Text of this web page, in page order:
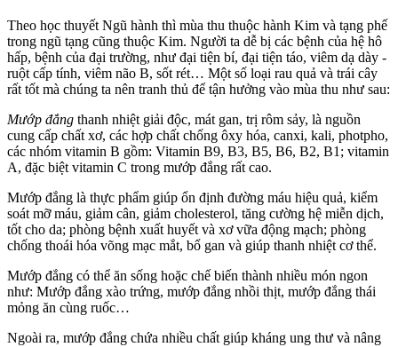
Theo học thuyết Ngũ hành thì mùa thu thuộc hành Kim và tạng phế
trong ngũ tạng cũng thuộc Kim. Người ta dễ bị các bệnh của hệ hô
hấp, bệnh của đại trường, như đại tiện bí, đại tiện táo, viêm dạ dày -
ruột cấp tính, viêm não B, sốt rét… Một số loại rau quả và trái cây
rất tốt mà chúng ta nên tranh thủ để tận hưởng vào mùa thu như sau:
Mướp đắng thanh nhiệt giải độc, mát gan, trị rôm sảy, là nguồn
cung cấp chất xơ, các hợp chất chống ôxy hóa, canxi, kali, photpho,
các nhóm vitamin B gồm: Vitamin B9, B3, B5, B6, B2, B1; vitamin
A, đặc biệt vitamin C trong mướp đắng rất cao.
Mướp đắng là thực phẩm giúp ổn định đường máu hiệu quả, kiểm
soát mỡ máu, giảm cân, giảm cholesterol, tăng cường hệ miễn dịch,
tốt cho da; phòng bệnh xuất huyết và xơ vữa động mạch; phòng
chống thoái hóa võng mạc mắt, bổ gan và giúp thanh nhiệt cơ thể.
Mướp đắng có thể ăn sống hoặc chế biến thành nhiều món ngon
như: Mướp đắng xào trứng, mướp đắng nhồi thịt, mướp đắng thái
mỏng ăn cùng ruốc…
Ngoài ra, mướp đắng chứa nhiều chất giúp kháng ung thư và nâng